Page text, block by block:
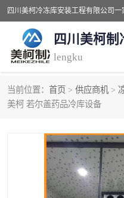
四川美柯制
lengku
当前位置： 首页 > 供应商机 >
美柯 若尔盖药品冷库设备
冷库安装，冷库价格
成都冻库，成都冻库价
德阳冻库安装，德阳冷
南充冻库设计,南充冻库